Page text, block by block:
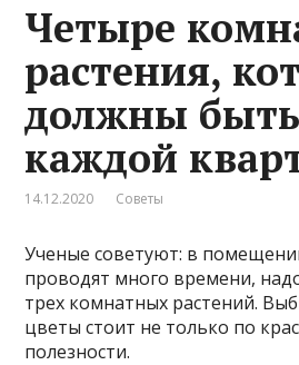
Четыре
растения,
должны
каждой
14.12.2020 Советы
Ученые советуют: в
проводят много времени,
трех комнатных растений.
цветы стоит не только по
полезности.